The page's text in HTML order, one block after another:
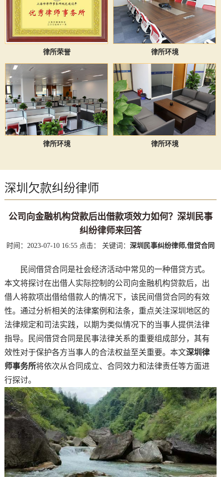
律所荣誉 律所环境
律所环境 律所环境
深圳欠款纠纷律师
公司向金融机构贷款后出借款项效力如何？深圳民事
纠纷律师来回答
时间：2023-07-10 16:55 点击： 关键词： 深圳民事纠纷律师,借贷合同
民间借贷合同是社会经济活动中常见的一种借贷方式。
本文将探讨在出借人实际控制的公司向金融机构贷款后，出
借人将款项出借给借款人的情况下，该民间借贷合同的有效
性。通过分析相关的法律案例和法条，重点关注深圳地区的
法律规定和司法实践，以期为类似情况下的当事人提供法律
指导。民间借贷合同是民事法律关系的重要组成部分，其有
效性对于保护各方当事人的合法权益至关重要。本文深圳律
师事务所将依次从合同成立、合同效力和法律责任等方面进
行探讨。